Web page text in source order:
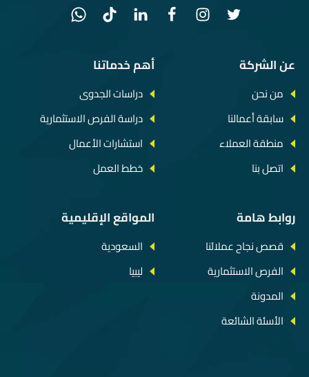
عن الشركة
من نحن
سابقة أعمالنا
منطقة العملاء
اتصل بنا
أهم خدماتنا
دراسات الجدوى
دراسة الفرص الاستثمارية
استشارات الأعمال
خطط العمل
روابط هامة
قصص نجاح عملائنا
الفرص الاستثمارية
المدونة
الأسئة الشائعة
المواقع الإقليمية
السعودية
ليبيا